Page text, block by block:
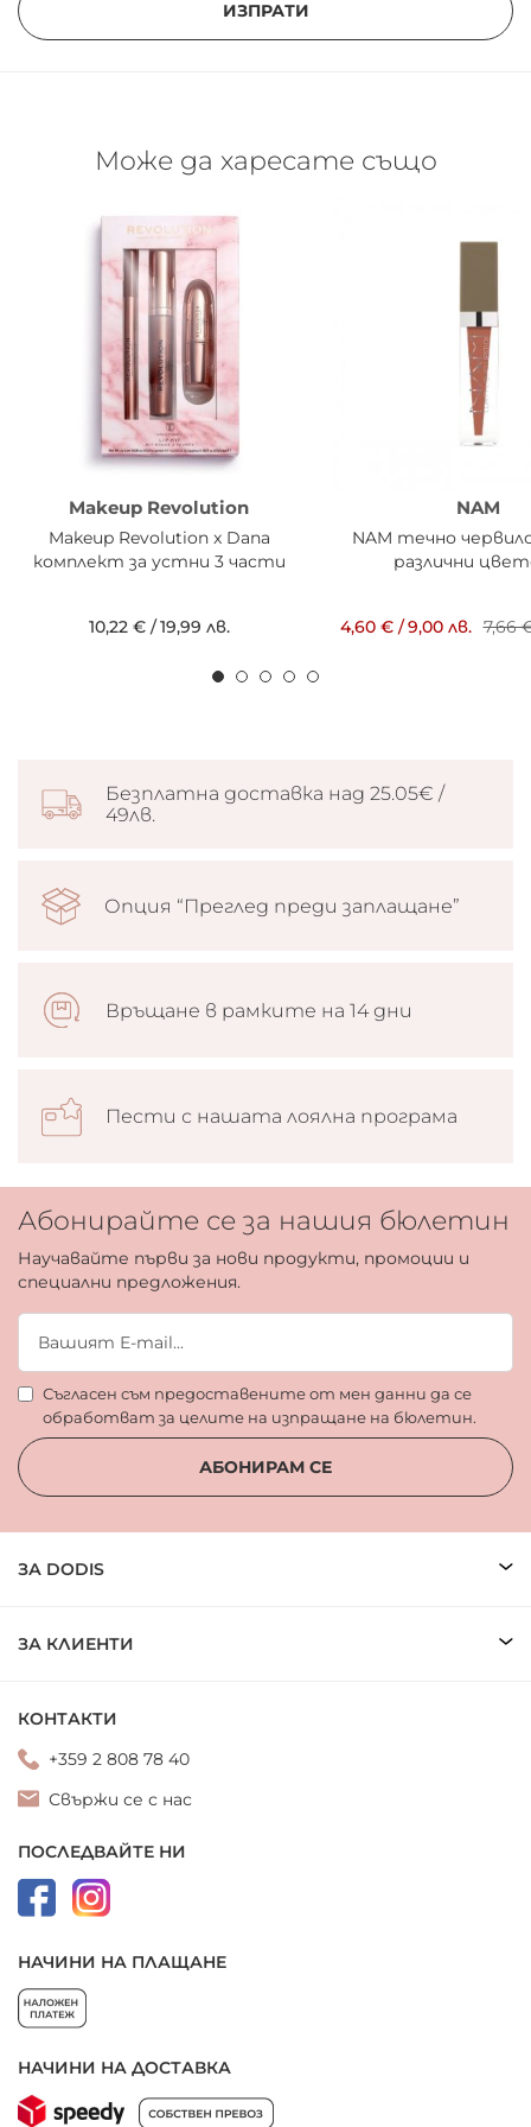
ИЗПРАТИ
Може да харесате също
Makeup Revolution
Makeup Revolution x Dana
комплект за устни 3 части
10,22 €/19,99 лв.
NAM
NAM течно
различни
4,60 €/9,00 лв. 7,66
Безплатна доставка над 25.05€ /
49лв.
Опция “Преглед преди заплащане”
Връщане в рамките на 14 дни
Пести с нашата лоялна програма
Абонирайте се за нашия бюлетин
Научавайте първи за нови продукти, промоции и
специални предложения.
Съгласен съм предоставените от мен данни да се
обработват за целите на изпращане на бюлетин.
АБОНИРАМ СЕ
ЗА DODIS
ЗА КЛИЕНТИ
КОНТАКТИ
+359 2 808 78 40
Свържи се с нас
ПОСЛЕДВАЙТЕ НИ
НАЧИНИ НА ПЛАЩАНЕ
НАЧИНИ НА ДОСТАВКА